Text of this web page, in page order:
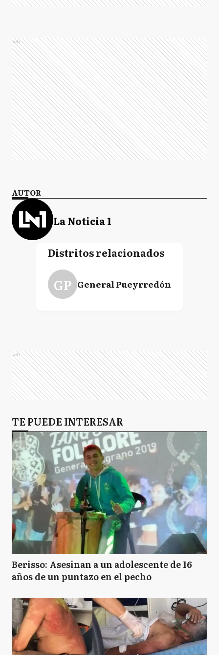
Ads
AUTOR
La Noticia 1
Distritos relacionados
GP General Pueyrredón
Ads
TE PUEDE INTERESAR
Berisso: Asesinan a un adolescente de 16
años de un puntazo en el pecho